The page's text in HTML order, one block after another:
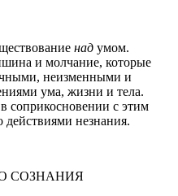
над умом.
и молчание, которые
неизменными и
ума, жизни и тела.
сопри­косновении с этим
действиями незнания.
СОЗНАНИЯ